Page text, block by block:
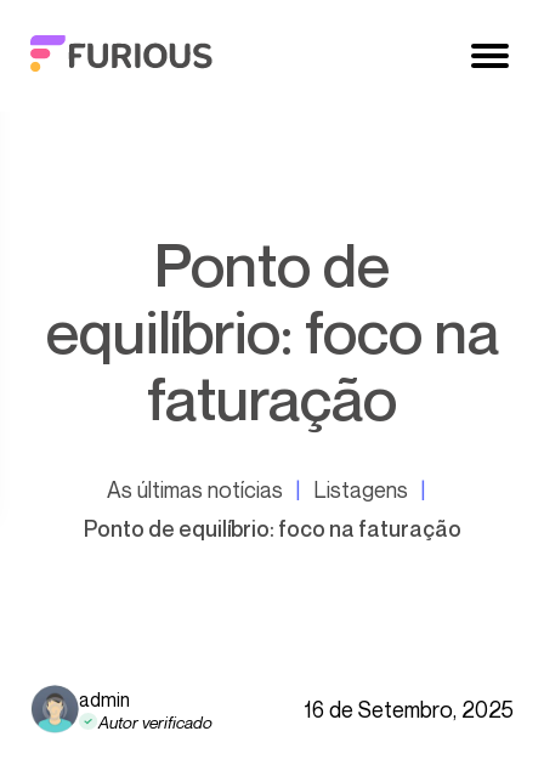
Ponto de
equilíbrio: foco na
faturação
As últimas notícias
Listagens
Ponto de equilíbrio: foco na faturação
admin
Autor verificado 16 de Setembro, 2025